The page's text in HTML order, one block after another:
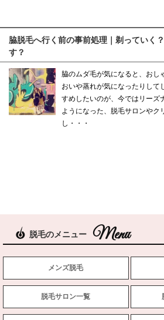
脇脱毛へ行く前の事前処理｜剃っていく
す？
脇のムダ毛が気になると、おし
おいや蒸れが気になったりして
すめしたいのが、今ではリーズ
ようになった、脱毛サロンやク
し・・・
脱毛のメニュー
メンズ脱毛
脱毛サロン一覧